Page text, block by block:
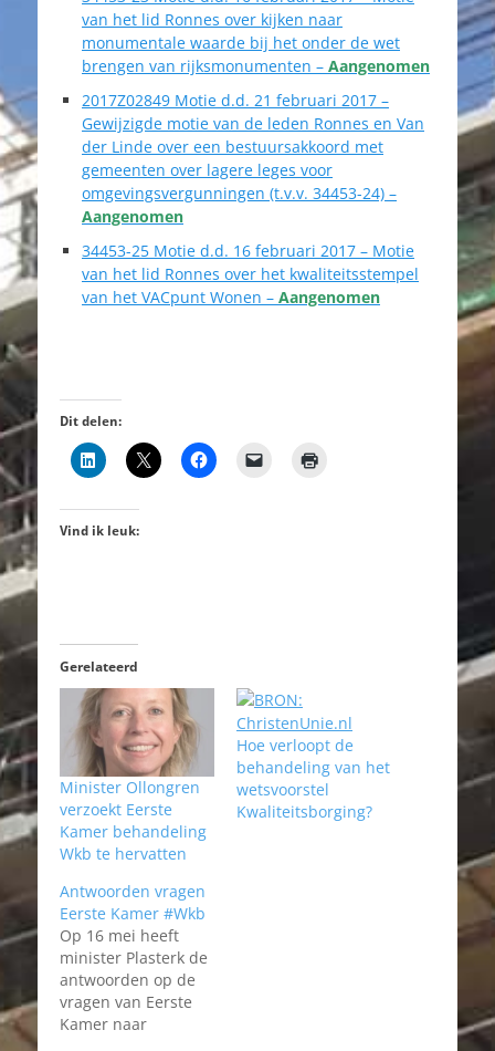
van het lid Ronnes over kijken naar
monumentale waarde bij het onder de wet
brengen van rijksmonumenten – Aangenomen
2017Z02849 Motie d.d. 21 februari 2017 –
Gewijzigde motie van de leden Ronnes en Van
der Linde over een bestuursakkoord met
gemeenten over lagere leges voor
omgevingsvergunningen (t.v.v. 34453-24) –
Aangenomen
34453-25 Motie d.d. 16 februari 2017 – Motie
van het lid Ronnes over het kwaliteitsstempel
van het VACpunt Wonen – Aangenomen
Dit delen:
Vind ik leuk:
Gerelateerd
Minister Ollongren
verzoekt Eerste
Kamer behandeling
Wkb te hervatten
Hoe verloopt de
behandeling van het
wetsvoorstel
Kwaliteitsborging?
Antwoorden vragen
Eerste Kamer #Wkb
Op 16 mei heeft
minister Plasterk de
antwoorden op de
vragen van Eerste
Kamer naar